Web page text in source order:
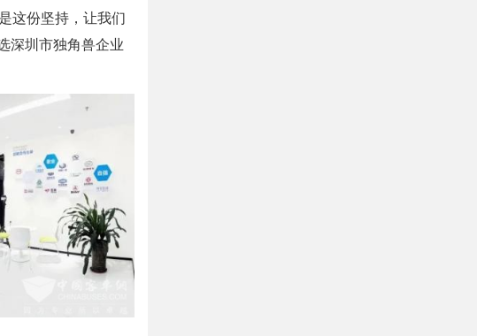
这份坚持，让我们
深圳市独角兽企业